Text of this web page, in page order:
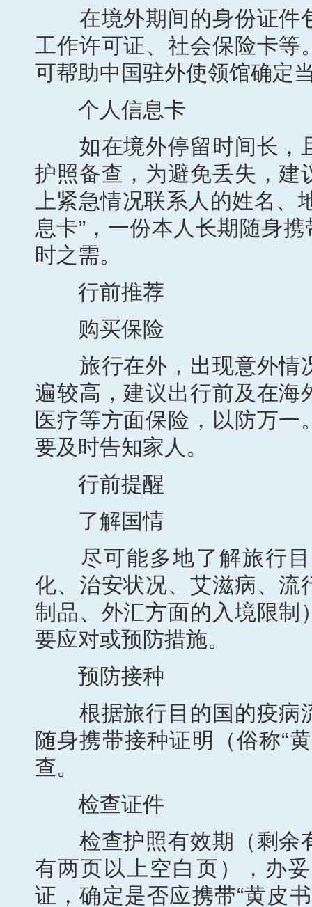
在境外期间的身份证件
工作许可证、社会保险卡等
可帮助中国驻外使领馆确定
个人信息卡
如在境外停留时间长，
护照备查，为避免丢失，建
上紧急情况联系人的姓名、
息卡”，一份本人长期随身
时之需。
行前推荐
购买保险
旅行在外，出现意外情
遍较高，建议出行前及在海
医疗等方面保险，以防万
要及时告知家人。
行前提醒
了解国情
尽可能多地了解旅行目
化、治安状况、艾滋病、流
制品、外汇方面的入境限制
要应对或预防措施。
预防接种
根据旅行目的国的疫病
随身携带接种证明（俗称“
查。
检查证件
检查护照有效期（剩余
有两页以上空白页），办
证，确定是否应携带“黄皮